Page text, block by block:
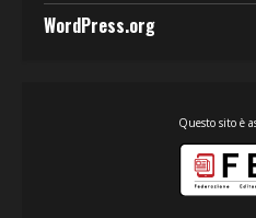
WordPress.org
Questo sito è